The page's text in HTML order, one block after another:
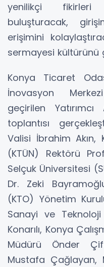
yenilikçi fikirleri
buluşturacak,
erişimini
sermayesi kültürünü
Konya Ticaret
İnovasyon
geçirilen
toplantısı
Valisi İbrahim Akın,
(KTÜN) Rektörü
Selçuk Üniversitesi
Dr. Zeki
(KTO) Yönetim
Sanayi ve
Konarılı, Konya
Müdürü Önder
Mustafa Çağlayan,